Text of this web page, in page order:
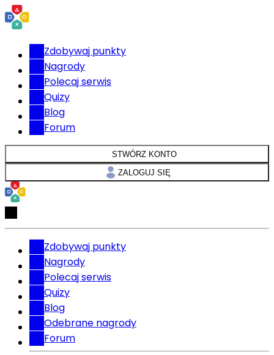
Zdobywaj punkty
Nagrody
Polecaj serwis
Quizy
Blog
Forum
STWÓRZ KONTO
ZALOGUJ SIĘ
Zdobywaj punkty
Nagrody
Polecaj serwis
Quizy
Blog
Odebrane nagrody
Forum